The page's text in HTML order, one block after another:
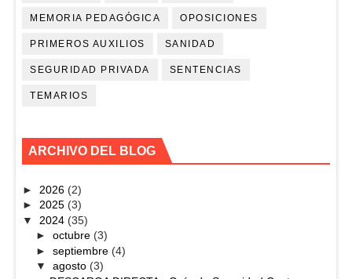
MEMORIA PEDAGÓGICA OPOSICIONES
PRIMEROS AUXILIOS SANIDAD
SEGURIDAD PRIVADA SENTENCIAS
TEMARIOS
ARCHIVO DEL BLOG
► 2026 (2)
► 2025 (3)
▼ 2024 (35)
► octubre (3)
► septiembre (4)
▼ agosto (3)